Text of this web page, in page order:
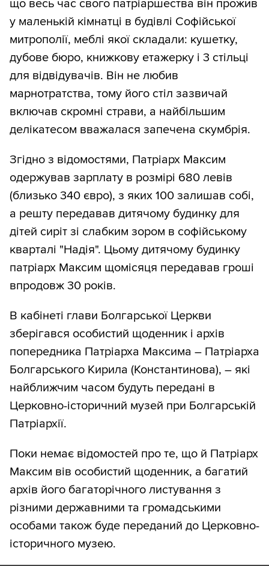
що весь час свого патріаршества він прожив
у маленькій кімнатці в будівлі Софійської
митрополії, меблі якої складали: кушетку,
дубове бюро, книжкову етажерку і 3 стільці
для відвідувачів. Він не любив
марнотратства, тому його стіл зазвичай
включав скромні страви, а найбільшим
делікатесом вважалася запечена скумбрія.
Згідно з відомостями, Патріарх Максим
одержував зарплату в розмірі 680 левів
(близько 340 євро), з яких 100 залишав собі,
а решту передавав дитячому будинку для
дітей сиріт зі слабким зором в софійському
кварталі "Надія". Цьому дитячому будинку
патріарх Максим щомісяця передавав гроші
впродовж 30 років.
В кабінеті глави Болгарської Церкви
зберігався особистий щоденник і архів
попередника Патріарха Максима – Патріарха
Болгарського Кирила (Константинова), – які
найближчим часом будуть передані в
Церковно-історичний музей при Болгарській
Патріархії.
Поки немає відомостей про те, що й Патріарх
Максим вів особистий щоденник, а багатий
архів його багаторічного листування з
різними державними та громадськими
особами також буде переданий до Церковно-
історичного музею.